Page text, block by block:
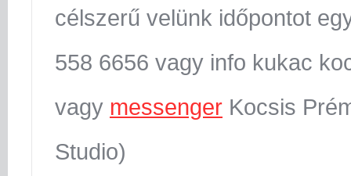
célszerű velünk időpontot
558 6656 vagy info kukac
vagy messenger Kocsis
Studio)